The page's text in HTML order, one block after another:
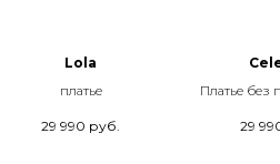
Lola
платье
29 990 руб.
Платье
29